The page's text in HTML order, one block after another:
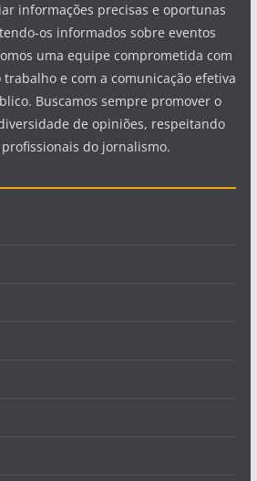
informações precisas e oportunas
os informados sobre eventos
uma equipe comprometida com
e com a comunicação efetiva
Buscamos sempre promover o
de opiniões, respeitando
do jornalismo.